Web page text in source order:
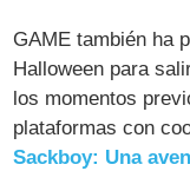
GAME también ha
Halloween para
los momentos
plataformas con
Sackboy: Una